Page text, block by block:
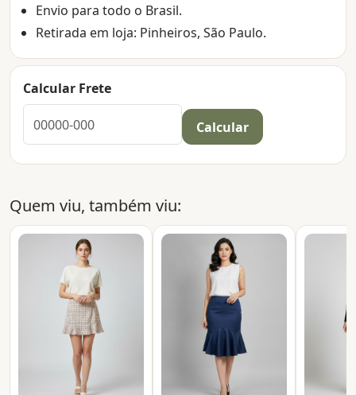
Envio para todo o Brasil.
Retirada em loja: Pinheiros, São Paulo.
Calcular Frete
Calcular
Quem viu, também viu: